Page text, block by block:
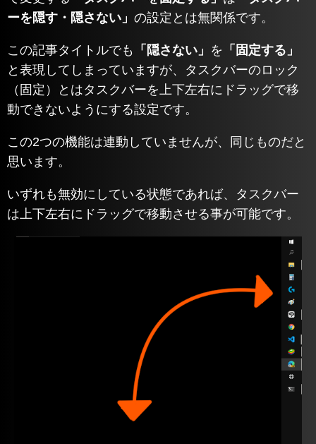
ーを隠す・隠さない」 の設定とは無関係です。
この記事タイトルでも 「隠さない」 を 「固定する」
と表現してしまっていますが、タスクバーのロック
（固定）とはタスクバーを上下左右にドラッグで移
動できないようにする設定です。
この2つの機能は連動していませんが、同じものだと
思います。
いずれも無効にしている状態であれば、タスクバー
は上下左右にドラッグで移動させる事が可能です。